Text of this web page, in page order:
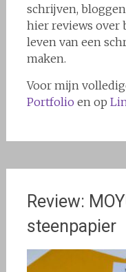
schrijven,
hier reviews over
leven van een
maken.
Voor mijn
Portfolio en op
Review:
steenpapier